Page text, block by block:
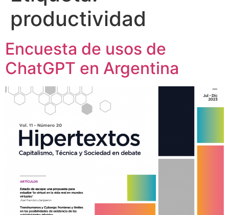
productividad
Encuesta de usos de
ChatGPT en Argentina